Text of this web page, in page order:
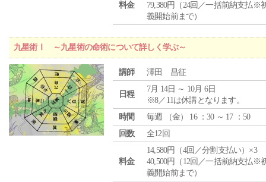
料金
79,380円（24回／一括前納支払※
義開始前まで）
九星術Ⅰ ～九星術の命術について詳しく学ぶ～
講師 澤田 昌征
日程
7月 14日 ～ 10月 6日
※8／11は休講となります。
時間
毎週 （金） 16 ：30 ～ 17 ：50
回数
全12回
料金
14,580円（4回／分割支払い）×3
40,500円（12回／一括前納支払※
義開始前まで）